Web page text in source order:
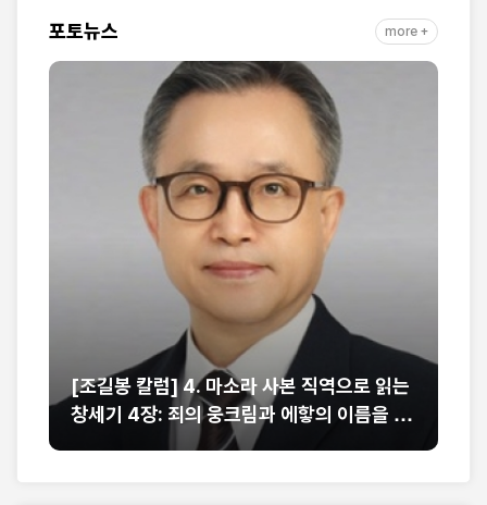
포토뉴스 more +
[조길봉 칼럼] 4. 마소라 사본 직역으로 읽는
창세기 4장: 죄의 웅크림과 에핳의 이름을 부
르는 희생물의 단